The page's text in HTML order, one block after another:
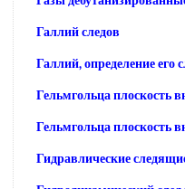
Галлий следов
Галлий, определение его
Гельмгольца плоскость
Гельмгольца плоскость
Гидравлические